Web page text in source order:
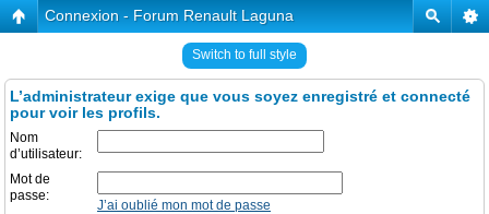
Connexion - Forum Renault Laguna
Switch to full style
L’administrateur exige que vous soyez enregistré et connecté
pour voir les profils.
Nom
d’utilisateur:
Mot de
passe:
J’ai oublié mon mot de passe